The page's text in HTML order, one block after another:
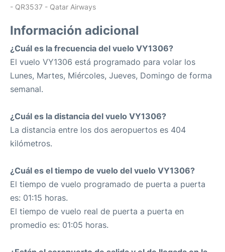
- QR3537 - Qatar Airways
Información adicional
¿Cuál es la frecuencia del vuelo VY1306?
El vuelo VY1306 está programado para volar los
Lunes, Martes, Miércoles, Jueves, Domingo de forma
semanal.
¿Cuál es la distancia del vuelo VY1306?
La distancia entre los dos aeropuertos es 404
kilómetros.
¿Cuál es el tiempo de vuelo del vuelo VY1306?
El tiempo de vuelo programado de puerta a puerta
es: 01:15 horas.
El tiempo de vuelo real de puerta a puerta en
promedio es: 01:05 horas.